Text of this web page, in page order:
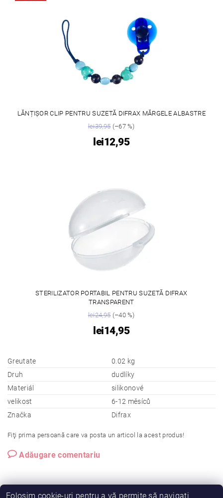
LĂNȚIȘOR CLIP PENTRU SUZETĂ DIFRAX MĂRGELE ALBASTRE
lei39,95(–67 %)
lei12,95
STERILIZATOR PORTABIL PENTRU SUZETĂ DIFRAX
TRANSPARENT
lei24,95(–40 %)
lei14,95
Greutate
0.02 kg
Druh
dudlíky
Materiál
silikonové
velikost
6-12 měsíců
Značka
Difrax
Fiţi prima persoană care va posta un articol la acest produs!
Adăugare comentariu
Folosim cookie-uri pentru a vă permite să navigați